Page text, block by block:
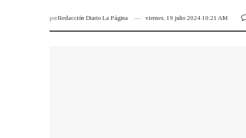
porRedacción Diario La Página viernes, 19 julio 2024 10:21 AM